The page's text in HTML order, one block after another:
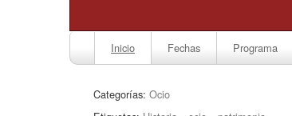
Inicio Fechas Programa
Categorías: Ocio